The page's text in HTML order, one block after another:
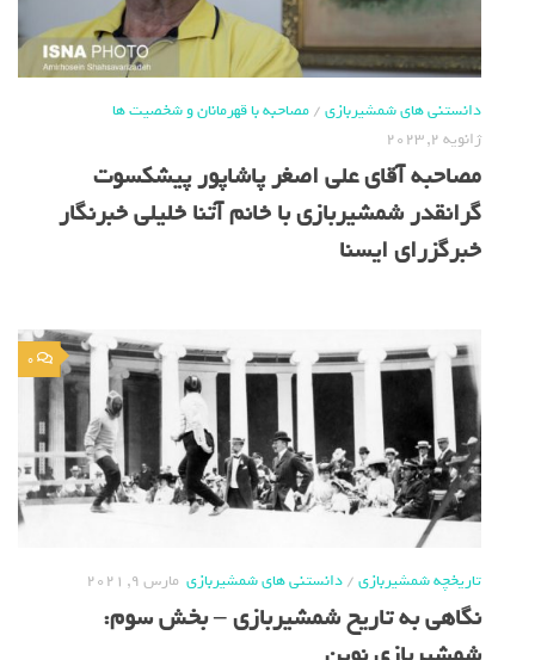
دانستنی های شمشیربازی/مصاحبه با قهرمانان و شخصیت ها
ژانویه 2, 2023
مصاحبه آقای علی اصغر پاشاپور پیشکسوت
گرانقدر شمشیربازی با خانم آتنا خلیلی خبرنگار
خبرگزرای ایسنا
0
تاریخچه شمشیربازی/دانستنی های شمشیربازی مارس 9, 2021
نگاهی به تاریخ شمشیربازی – بخش سوم: